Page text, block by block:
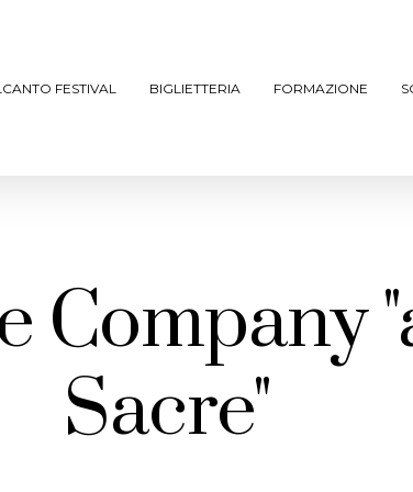
ARCHIVIO SPETTACOLI
(DAL 2023/’24)
ARCHIVIO STORICO
FESTIVAL BIGLIETTERIA FORMAZIONE
Company
Sacre"